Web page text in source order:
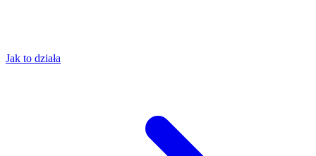
Jak to działa